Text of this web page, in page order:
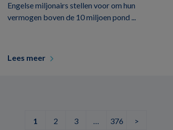
Engelse miljonairs stellen voor om hun
vermogen boven de 10 miljoen pond ...
Lees meer
1 2 3 … 376 >